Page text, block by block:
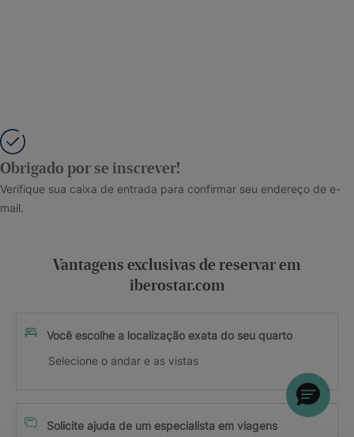
Obrigado por se inscrever!
Verifique sua caixa de entrada para confirmar seu endereço de e-
mail.
Vantagens exclusivas de reservar em
iberostar.com
Você escolhe a localização exata do seu quarto
Selecione o andar e as vistas
Solicite ajuda de um especialista em viagens